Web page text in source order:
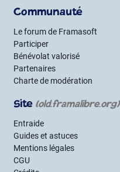
Communauté
Le forum de Framasoft
Participer
Bénévolat valorisé
Partenaires
Charte de modération
Site (old.framalibre.org)
Entraide
Guides et astuces
Mentions légales
CGU